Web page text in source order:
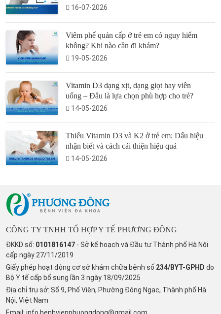
16-07-2026
Viêm phế quản cấp ở trẻ em có nguy hiểm
không? Khi nào cần đi khám?
19-05-2026
Vitamin D3 dạng xịt, dạng giọt hay viên
uống – Đâu là lựa chọn phù hợp cho trẻ?
14-05-2026
Thiếu Vitamin D3 và K2 ở trẻ em: Dấu hiệu
nhận biết và cách cải thiện hiệu quả
14-05-2026
CÔNG TY TNHH TỔ HỢP Y TẾ PHƯƠNG ĐÔNG
ĐKKD số: 0101816147 - Sở kế hoạch và Đầu tư Thành phố Hà Nội
cấp ngày 27/11/2019
Giấy phép hoạt động cơ sở khám chữa bệnh số 234/BYT-GPHD do
Bộ Y tế cấp bổ sung lần 3 ngày 18/09/2025
Địa chỉ trụ sở: Số 9, Phố Viên, Phường Đông Ngạc, Thành phố Hà
Nội, Việt Nam